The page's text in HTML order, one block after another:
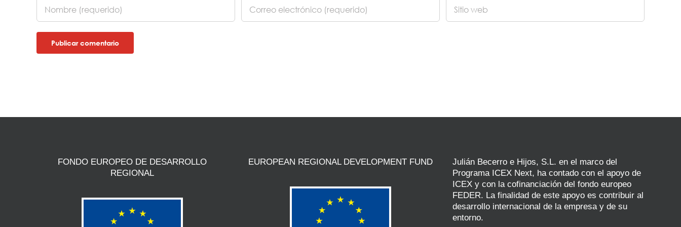
FONDO EUROPEO DE DESARROLLO
REGIONAL
EUROPEAN REGIONAL DEVELOPMENT FUND
Julián Becerro e Hijos, S.L. en el marco del
Programa ICEX Next, ha contado con el apoyo de
ICEX y con la cofinanciación del fondo europeo
FEDER. La finalidad de este apoyo es contribuir al
desarrollo internacional de la empresa y de su
entorno.